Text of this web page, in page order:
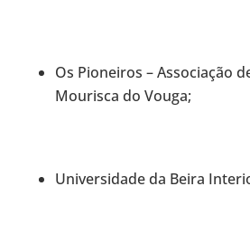
Os Pioneiros – Associação
Mourisca do Vouga;
Universidade da Beira